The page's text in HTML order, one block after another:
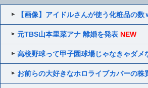
【画像】アイドルさんが使う化粧品の数
元TBS山本里菜アナ 離婚を発表 NEW
高校野球って甲子園球場じゃなきゃダメ
お前らの大好きなホロライブカバーの株